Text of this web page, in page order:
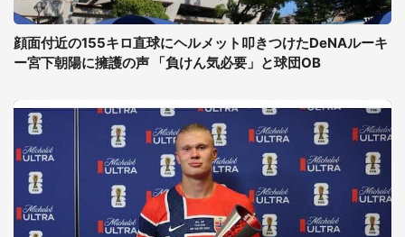
顔面付近の155キロ直球にヘルメット叩きつけたDeNAルーキ
ー宮下朝陽に擁護の声 「負けん気必要」と球団OB